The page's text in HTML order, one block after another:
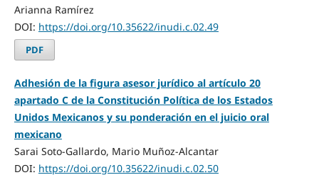
Arianna Ramírez
DOI: https://doi.org/10.35622/inudi.c.02.49
PDF
Adhesión de la figura asesor jurídico al artículo 20
apartado C de la Constitución Política de los Estados
Unidos Mexicanos y su ponderación en el juicio oral
mexicano
Sarai Soto-Gallardo, Mario Muñoz-Alcantar
DOI: https://doi.org/10.35622/inudi.c.02.50